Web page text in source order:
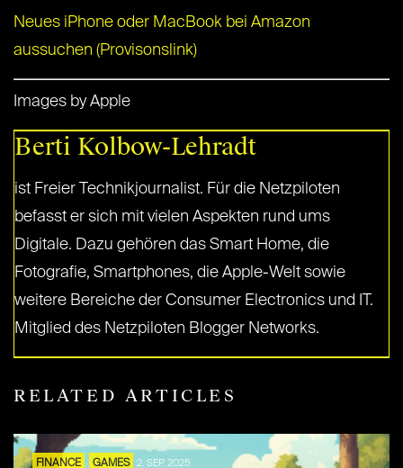
Neues iPhone oder MacBook bei Amazon
aussuchen (Provisonslink)
Images by Apple
Berti Kolbow-Lehradt
ist Freier Technikjournalist. Für die Netzpiloten
befasst er sich mit vielen Aspekten rund ums
Digitale. Dazu gehören das Smart Home, die
Fotografie, Smartphones, die Apple-Welt sowie
weitere Bereiche der Consumer Electronics und IT.
Mitglied des Netzpiloten Blogger Networks.
RELATED ARTICLES
FINANCE GAMES 2. SEP. 2025